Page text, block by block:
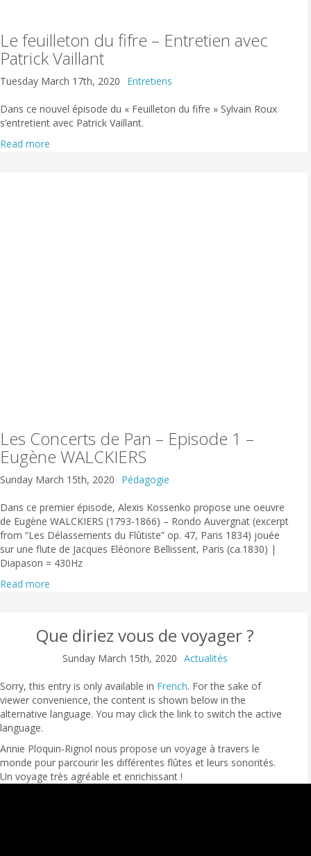
Le feuilleton du fifre – Entretien avec
Patrick Vaillant
Tuesday March 17th, 2020 Entretiens
Dans ce nouvel épisode du « Feuilleton du fifre » Sylvain Roux
s’entretient avec Patrick Vaillant.
Read more
Les Concerts de Pan – Episode 1 –
Eugène WALCKIERS
Sunday March 15th, 2020 Pédagogie
Dans ce premier épisode, Alexis Kossenko propose une oeuvre
de Eugène WALCKIERS (1793-1866) – Rondo Auvergnat (excerpt
from “Les Délassements du Flûtiste” op. 47, Paris 1834) jouée
sur une flute de Jacques Eléonore Bellissent, Paris (ca.1830) |
Diapason = 430Hz
Read more
Que diriez vous de voyager ?
Sunday March 15th, 2020 Actualités
Sorry, this entry is only available in French. For the sake of
viewer convenience, the content is shown below in the
alternative language. You may click the link to switch the active
language.
Annie Ploquin-Rignol nous propose un voyage à travers le
monde pour parcourir les différentes flûtes et leurs sonorités.
Un voyage très agréable et enrichissant !